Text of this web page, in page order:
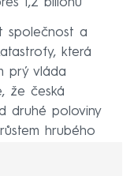
společnost a
která
prý vláda
že česká
druhé poloviny
hrubého